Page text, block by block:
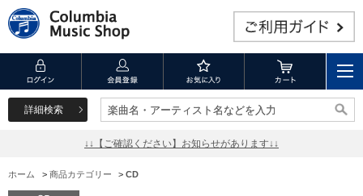
詳細検索 楽曲名・アーティスト名などを入力
楽曲名・アーティスト名などを入力
↓↓【ご確認ください】お知らせがあります↓↓
ホーム > 商品カテゴリー > CD